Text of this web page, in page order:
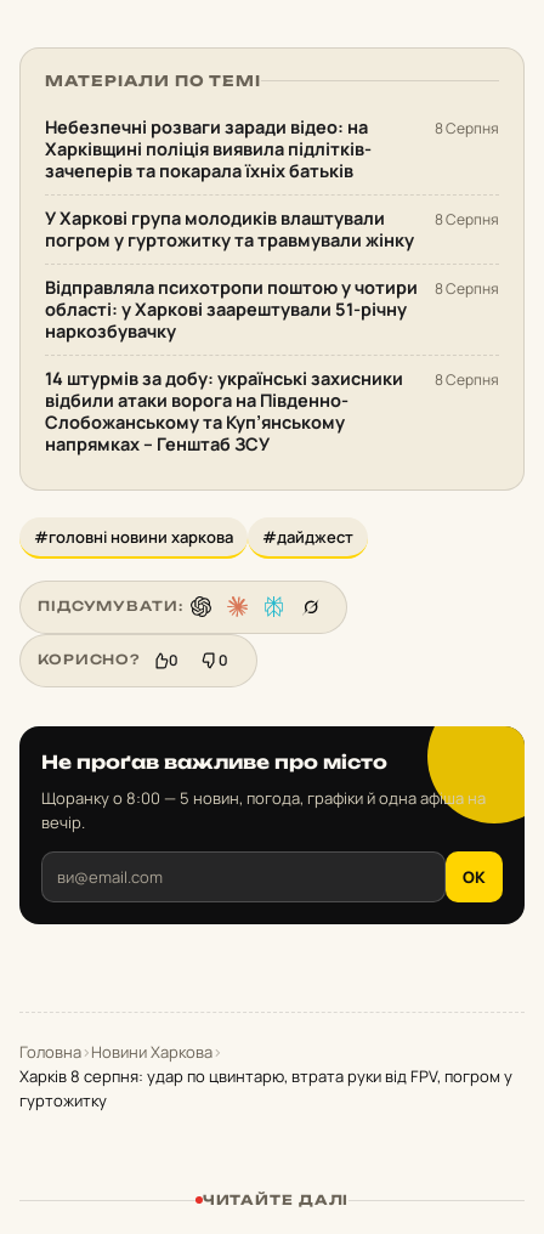
МАТЕРІАЛИ ПО ТЕМІ
Небезпечні розваги заради відео: на
Харківщині поліція виявила підлітків-
зачеперів та покарала їхніх батьків
8 Серпня
У Харкові група молодиків влаштували
погром у гуртожитку та травмували жінку
8 Серпня
Відправляла психотропи поштою у чотири
області: у Харкові заарештували 51-річну
наркозбувачку
8 Серпня
14 штурмів за добу: українські захисники
відбили атаки ворога на Південно-
Слобожанському та Куп’янському
напрямках – Генштаб ЗСУ
8 Серпня
#головні новини харкова #дайджест
ПІДСУМУВАТИ:
КОРИСНО? 0 0
Не проґав важливе про місто
Щоранку о 8:00 — 5 новин, погода, графіки й одна афіша на
вечір.
OK
Головна›Новини Харкова›
Харків 8 серпня: удар по цвинтарю, втрата руки від FPV, погром у
гуртожитку
ЧИТАЙТЕ ДАЛІ